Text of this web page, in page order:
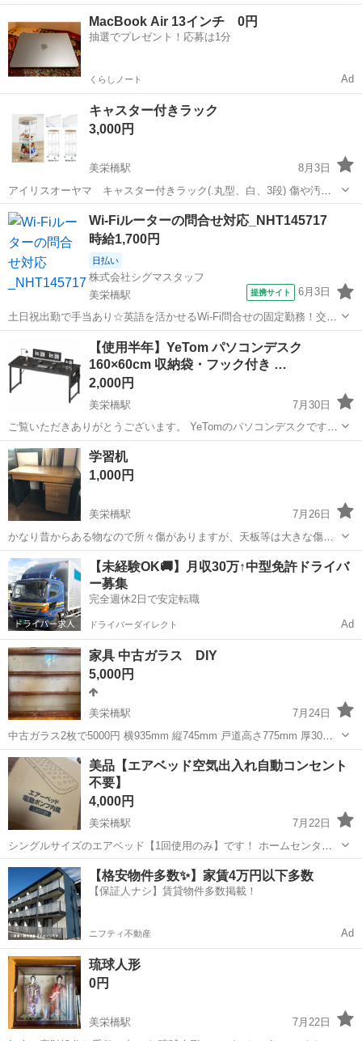
れるサイズです。 使用に伴う傷や座面の補修箇所がありますが まだま
だお使いいただけます。 サイズ ・幅：約135cm ・奥行：約73cm 気に
なる点...
ソファ ソファー
MacBook Air 13インチ 0円
抽選でプレゼント！応募は1分
くらしノート Ad
キャスター付きラック
3,000円
美栄橋駅
8月3日
アイリスオーヤマ キャスター付きラック(.丸型、白、3段) 傷や汚れ
なしです。 キャスターはブレーキかけられます。 定価7180円
沖縄 収納家具
Wi-Fiルーターの問合せ対応_NHT145717
時給1,700円
日払い
株式会社シグマスタッフ
美栄橋駅
提携サイト 6月3日
土日祝出勤で手当あり☆英語を活かせるWi-Fi問合せの固定勤務！交通
費支給 当社では那覇市をはじめ、 北部・中部・南部のお仕事をご紹介
しています！ 大手コールセンターや食品加工・販売企業 県内健診セン
ター、県内大病院など...
美栄橋駅
【使用半年】YeTom パソコンデスク
160×60cm 収納袋・フック付き …
2,000円
美栄橋駅
7月30日
ご覧いただきありがとうございます。 YeTomのパソコンデスクです。
引っ越しのため出品いたします。 【商品詳細】 ・メーカー：YeTom
・カラー：ブラック ・サイズ：約 幅160cm × 奥行60cm ・収納袋付き
...
沖縄 那覇市 美栄橋駅
学習机
1,000円
美栄橋駅
7月26日
かなり昔からある物なので所々傷がありますが、天板等は大きな傷も
なく良い状態です。 【サイズ】縦(高さ)：73cm、横(幅)：110cm、奥
行き：65cm （大体です） 【傷などの状態】茶色の板の部分は割と
綺麗ですが(細かいキ...
沖縄 那覇市 美栄橋駅 テーブル
【未経験OK🚚】月収30万↑中型免許ドライバ
ー募集
完全週休2日で安定転職
ドライバーダイレクト Ad
家具 中古ガラス DIY
5,000円
美栄橋駅
7月24日
中古ガラス2枚で5000円 横935mm 縦745mm 戸道高さ775mm 厚30mm
店舗にて使用してました ガラスはモザイクでクリアではないです ペン
キはね、ビス穴跡、ビス残り、割れあります 中古品ですのでご理解
沖縄 那覇市 美栄橋駅 収納家具 ガラス
美品【エアベッド空気出入れ自動コンセント
不要】
4,000円
美栄橋駅
7月22日
シングルサイズのエアベッド【1回使用のみ】です！ ホームセンター
で8,000円で買いました。 引越しの際に1日仮眠に使いました！ ただ、
引越しの時に箱と収納袋を紛失したので 値下げします！ 色 ベージュ
商品の寸法 19...
沖縄 那覇市 美栄橋駅 ベッド 空気
【格安物件多数✨】家賃4万円以下多数
【保証人ナシ】賃貸物件多数掲載！
ニフティ不動産 Ad
琉球人形
0円
美栄橋駅
7月22日